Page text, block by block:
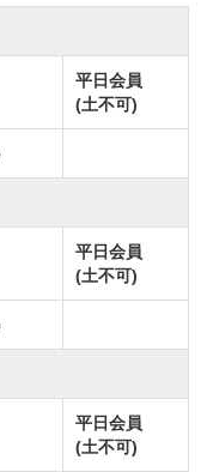
)より
後】
円(税込)
円(税込)
内容に記載のとお
平日会員
(土不可)
平日会員
(土不可)
平日会員
(土不可)